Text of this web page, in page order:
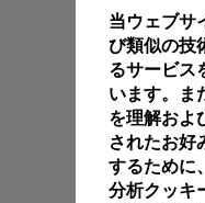
当ウェブサ
び類似の技
るサービス
います。ま
を理解およ
されたお好
するために
分析クッキ